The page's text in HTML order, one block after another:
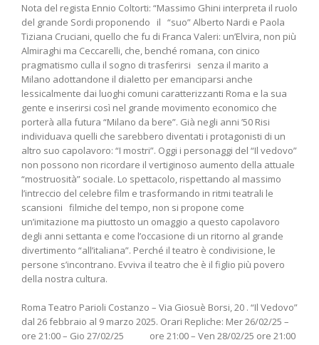
Nota del regista Ennio Coltorti: “Massimo Ghini interpreta il ruolo
del grande Sordi proponendo il “suo” Alberto Nardi e Paola
Tiziana Cruciani, quello che fu di Franca Valeri: un’Elvira, non più
Almiraghi ma Ceccarelli, che, benché romana, con cinico
pragmatismo culla il sogno di trasferirsi senza il marito a
Milano adottandone il dialetto per emanciparsi anche
lessicalmente dai luoghi comuni caratterizzanti Roma e la sua
gente e inserirsi così nel grande movimento economico che
porterà alla futura “Milano da bere”. Già negli anni ’50 Risi
individuava quelli che sarebbero diventati i protagonisti di un
altro suo capolavoro: “I mostri”. Oggi i personaggi del “Il vedovo”
non possono non ricordare il vertiginoso aumento della attuale
“mostruosità” sociale. Lo spettacolo, rispettando al massimo
l’intreccio del celebre film e trasformando in ritmi teatrali le
scansioni filmiche del tempo, non si propone come
un’imitazione ma piuttosto un omaggio a questo capolavoro
degli anni settanta e come l’occasione di un ritorno al grande
divertimento “all’italiana”. Perché il teatro è condivisione, le
persone s’incontrano. Evviva il teatro che è il figlio più povero
della nostra cultura.
Roma Teatro Parioli Costanzo – Via Giosuè Borsi, 20 . “Il Vedovo”
dal 26 febbraio al 9 marzo 2025. Orari Repliche: Mer 26/02/25 –
ore 21:00 – Gio 27/02/25 ore 21:00 – Ven 28/02/25 ore 21:00